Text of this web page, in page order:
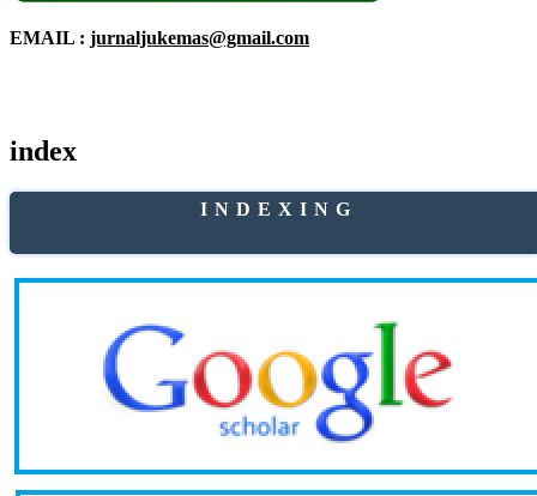
EMAIL : jurnaljukemas@gmail.com
index
I N D E X I N G